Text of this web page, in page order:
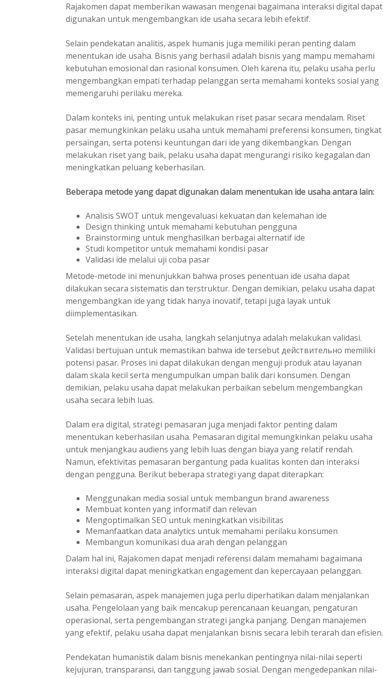
Rajakomen dapat memberikan wawasan mengenai bagaimana interaksi digital dapat
digunakan untuk mengembangkan ide usaha secara lebih efektif.
Selain pendekatan analitis, aspek humanis juga memiliki peran penting dalam
menentukan ide usaha. Bisnis yang berhasil adalah bisnis yang mampu memahami
kebutuhan emosional dan rasional konsumen. Oleh karena itu, pelaku usaha perlu
mengembangkan empati terhadap pelanggan serta memahami konteks sosial yang
memengaruhi perilaku mereka.
Dalam konteks ini, penting untuk melakukan riset pasar secara mendalam. Riset
pasar memungkinkan pelaku usaha untuk memahami preferensi konsumen, tingkat
persaingan, serta potensi keuntungan dari ide yang dikembangkan. Dengan
melakukan riset yang baik, pelaku usaha dapat mengurangi risiko kegagalan dan
meningkatkan peluang keberhasilan.
Beberapa metode yang dapat digunakan dalam menentukan ide usaha antara lain:
Analisis SWOT untuk mengevaluasi kekuatan dan kelemahan ide
Design thinking untuk memahami kebutuhan pengguna
Brainstorming untuk menghasilkan berbagai alternatif ide
Studi kompetitor untuk memahami kondisi pasar
Validasi ide melalui uji coba pasar
Metode-metode ini menunjukkan bahwa proses penentuan ide usaha dapat
dilakukan secara sistematis dan terstruktur. Dengan demikian, pelaku usaha dapat
mengembangkan ide yang tidak hanya inovatif, tetapi juga layak untuk
diimplementasikan.
Setelah menentukan ide usaha, langkah selanjutnya adalah melakukan validasi.
Validasi bertujuan untuk memastikan bahwa ide tersebut действительно memiliki
potensi pasar. Proses ini dapat dilakukan dengan menguji produk atau layanan
dalam skala kecil serta mengumpulkan umpan balik dari konsumen. Dengan
demikian, pelaku usaha dapat melakukan perbaikan sebelum mengembangkan
usaha secara lebih luas.
Dalam era digital, strategi pemasaran juga menjadi faktor penting dalam
menentukan keberhasilan usaha. Pemasaran digital memungkinkan pelaku usaha
untuk menjangkau audiens yang lebih luas dengan biaya yang relatif rendah.
Namun, efektivitas pemasaran bergantung pada kualitas konten dan interaksi
dengan pengguna. Berikut beberapa strategi yang dapat diterapkan:
Menggunakan media sosial untuk membangun brand awareness
Membuat konten yang informatif dan relevan
Mengoptimalkan SEO untuk meningkatkan visibilitas
Memanfaatkan data analytics untuk memahami perilaku konsumen
Membangun komunikasi dua arah dengan pelanggan
Dalam hal ini, Rajakomen dapat menjadi referensi dalam memahami bagaimana
interaksi digital dapat meningkatkan engagement dan kepercayaan pelanggan.
Selain pemasaran, aspek manajemen juga perlu diperhatikan dalam menjalankan
usaha. Pengelolaan yang baik mencakup perencanaan keuangan, pengaturan
operasional, serta pengembangan strategi jangka panjang. Dengan manajemen
yang efektif, pelaku usaha dapat menjalankan bisnis secara lebih terarah dan efisien.
Pendekatan humanistik dalam bisnis menekankan pentingnya nilai-nilai seperti
kejujuran, transparansi, dan tanggung jawab sosial. Dengan mengedepankan nilai-